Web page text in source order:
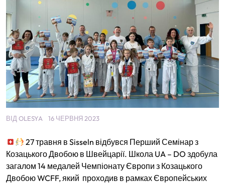
ВІД OLESYA 16 ЧЕРВНЯ 2023
27 травня в Sisseln відбувся Перший Семінар з
Козацького Двобою в Швейцарії. Школа UA – DO здобула
загалом 14 медалей Чемпіонату Європи з Козацького
Двобою WCFF, який проходив в рамках Європейських